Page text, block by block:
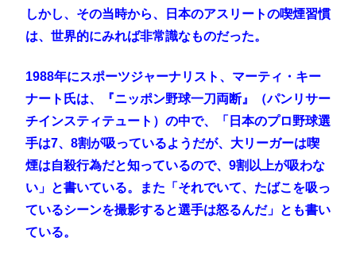
しかし、その当時から、日本のアスリートの喫煙習慣
は、世界的にみれば非常識なものだった。
1988年にスポーツジャーナリスト、マーティ・キー
ナート氏は、『ニッポン野球一刀両断』（パンリサー
チインスティテュート）の中で、「日本のプロ野球選
手は7、8割が吸っているようだが、大リーガーは喫
煙は自殺行為だと知っているので、9割以上が吸わな
い」と書いている。また「それでいて、たばこを吸っ
ているシーンを撮影すると選手は怒るんだ」とも書い
ている。